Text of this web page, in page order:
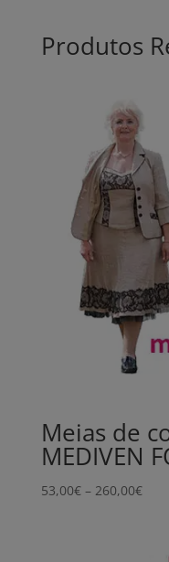
Produtos
Meias de
MEDIVEN
53,00€ – 260,00€Price